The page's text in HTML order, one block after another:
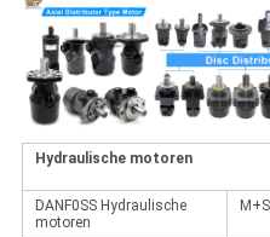
Hydraulische motoren
DANF0SS Hydraulische
motoren